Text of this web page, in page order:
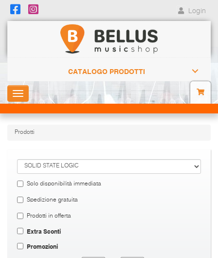
Login
CATALOGO PRODOTTI
Toggle
navigation
Prodotti
Solo disponibilità immediata
Spedizione gratuita
Prodotti in offerta
Extra Sconti
Promozioni